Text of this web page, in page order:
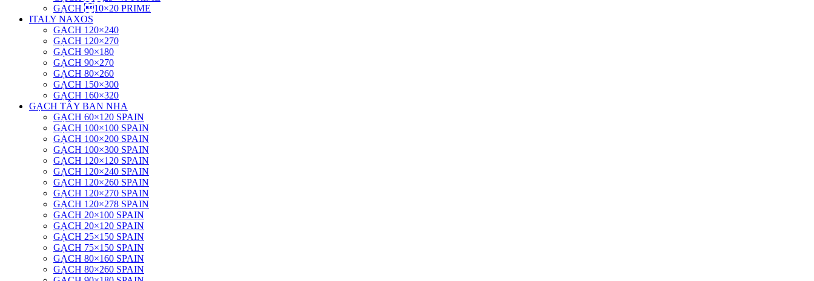
GẠCH 10×20 PRIME
ITALY NAXOS
GẠCH 120×240
GẠCH 120×270
GẠCH 90×180
GẠCH 90×270
GẠCH 80×260
GẠCH 150×300
GẠCH 160×320
GẠCH TÂY BAN NHA
GẠCH 60×120 SPAIN
GẠCH 100×100 SPAIN
GẠCH 100×200 SPAIN
GẠCH 100×300 SPAIN
GẠCH 120×120 SPAIN
GẠCH 120×240 SPAIN
GẠCH 120×260 SPAIN
GẠCH 120×270 SPAIN
GẠCH 120×278 SPAIN
GẠCH 20×100 SPAIN
GẠCH 20×120 SPAIN
GẠCH 25×150 SPAIN
GẠCH 75×150 SPAIN
GẠCH 80×160 SPAIN
GẠCH 80×260 SPAIN